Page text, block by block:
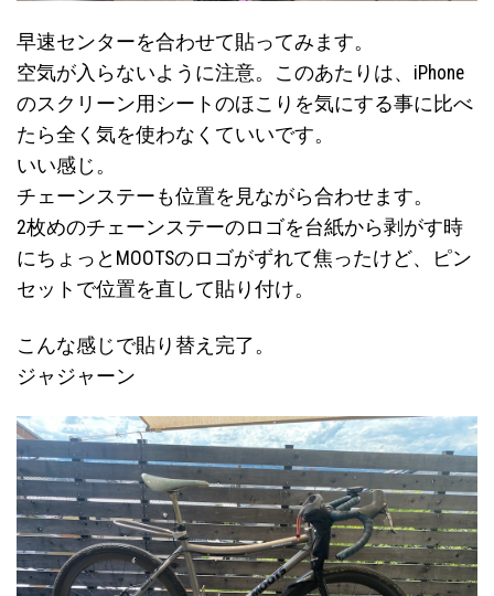
早速センターを合わせて貼ってみます。
空気が入らないように注意。このあたりは、iPhone
のスクリーン用シートのほこりを気にする事に比べ
たら全く気を使わなくていいです。
いい感じ。
チェーンステーも位置を見ながら合わせます。
2枚めのチェーンステーのロゴを台紙から剥がす時
にちょっとMOOTSのロゴがずれて焦ったけど、ピン
セットで位置を直して貼り付け。
こんな感じで貼り替え完了。
ジャジャーン